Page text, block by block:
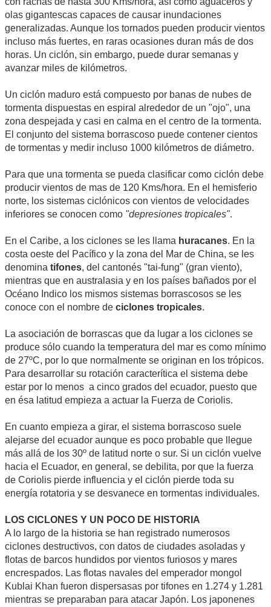
olas gigantescas capaces de causar inundaciones
generalizadas. Aunque los tornados pueden producir vientos
incluso más fuertes, en raras ocasiones duran más de dos
horas. Un ciclón, sin embargo, puede durar semanas y
avanzar miles de kilómetros.
Un ciclón maduro está compuesto por banas de nubes de
tormenta dispuestas en espiral alrededor de un "ojo", una
zona despejada y casi en calma en el centro de la tormenta.
El conjunto del sistema borrascoso puede contener cientos
de tormentas y medir incluso 1000 kilómetros de diámetro.
Para que una tormenta se pueda clasificar como ciclón debe
producir vientos de mas de 120 Kms/hora. En el hemisferio
norte, los sistemas ciclónicos con vientos de velocidades
inferiores se conocen como "depresiones tropicales".
En el Caribe, a los ciclones se les llama huracanes. En la
costa oeste del Pacífico y la zona del Mar de China, se les
denomina tifones, del cantonés "tai-fung" (gran viento),
mientras que en australasia y en los países bañados por el
Océano Indico los mismos sistemas borrascosos se les
conoce con el nombre de ciclones tropicales.
La asociación de borrascas que da lugar a los ciclones se
produce sólo cuando la temperatura del mar es como mínimo
de 27ºC, por lo que normalmente se originan en los trópicos.
Para desarrollar su rotación caracterítica el sistema debe
estar por lo menos a cinco grados del ecuador, puesto que
en ésa latitud empieza a actuar la Fuerza de Coriolis.
En cuanto empieza a girar, el sistema borrascoso suele
alejarse del ecuador aunque es poco probable que llegue
más allá de los 30º de latitud norte o sur. Si un ciclón vuelve
hacia el Ecuador, en general, se debilita, por que la fuerza
de Coriolis pierde influencia y el ciclón pierde toda su
energía rotatoria y se desvanece en tormentas individuales.
LOS CICLONES Y UN POCO DE HISTORIA
A lo largo de la historia se han registrado numerosos
ciclones destructivos, con datos de ciudades asoladas y
flotas de barcos hundidos por vientos furiosos y mares
encrespados. Las flotas navales del emperador mongol
Kublai Khan fueron dispersasas por tifones en 1.274 y 1.281
mientras se preparaban para atacar Japón. Los japonenes